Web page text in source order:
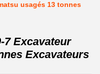
usagés 13 tonnes
7 Excavateur
Excavateurs